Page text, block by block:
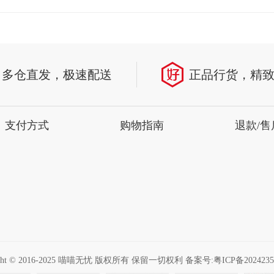
多仓直发，极速配送 正品行货，精
支付方式 购物指南 退款/售
© 2016-2025 喵喵无忧 版权所有 保留一切权利 备案号:粤ICP备